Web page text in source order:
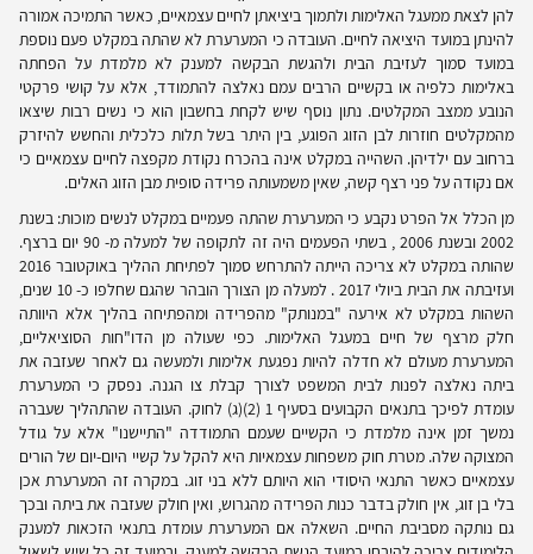
להן לצאת ממעגל האלימות ולתמוך ביציאתן לחיים עצמאיים, כאשר התמיכה אמורה
להינתן במועד היציאה לחיים. העובדה כי המערערת לא שהתה במקלט פעם נוספת
במועד סמוך לעזיבת הבית ולהגשת הבקשה למענק לא מלמדת על הפחתה
באלימות כלפיה או בקשיים הרבים עמם נאלצה להתמודד, אלא על קושי פרקטי
הנובע ממצב המקלטים. נתון נוסף שיש לקחת בחשבון הוא כי נשים רבות שיצאו
מהמקלטים חוזרות לבן הזוג הפוגע, בין היתר בשל תלות כלכלית והחשש להיזרק
ברחוב עם ילדיהן. השהייה במקלט אינה בהכרח נקודת מקפצה לחיים עצמאיים כי
אם נקודה על פני רצף קשה, שאין משמעותה פרידה סופית מבן הזוג האלים.
מן הכלל אל הפרט נקבע כי המערערת שהתה פעמיים במקלט לנשים מוכות: בשנת
2002 ובשנת 2006 , בשתי הפעמים היה זה לתקופה של למעלה מ- 90 יום ברצף.
שהותה במקלט לא צריכה הייתה להתרחש סמוך לפתיחת ההליך באוקטובר 2016
ועזיבתה את הבית ביולי 2017 . למעלה מן הצורך הובהר שהגם שחלפו כ- 10 שנים,
השהות במקלט לא אירעה "במנותק" מהפרידה ומהפתיחה בהליך אלא היוותה
חלק מרצף של חיים במעגל האלימות. כפי שעולה מן הדו"חות הסוציאליים,
המערערת מעולם לא חדלה להיות נפגעת אלימות ולמעשה גם לאחר שעזבה את
ביתה נאלצה לפנות לבית המשפט לצורך קבלת צו הגנה. נפסק כי המערערת
עומדת לפיכך בתנאים הקבועים בסעיף 1 (2)(ג) לחוק. העובדה שהתהליך שעברה
נמשך זמן אינה מלמדת כי הקשיים שעמם התמודדה "התיישנו" אלא על גודל
המצוקה שלה. מטרת חוק משפחות עצמאיות היא להקל על קשיי היום-יום של הורים
עצמאיים כאשר התנאי היסודי הוא היותם ללא בני זוג. במקרה זה המערערת אכן
בלי בן זוג, אין חולק בדבר כנות הפרידה מהגרוש, ואין חולק שעזבה את ביתה ובכך
גם נותקה מסביבת החיים. השאלה אם המערערת עומדת בתנאי הזכאות למענק